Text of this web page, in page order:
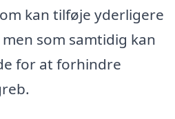
kan tilføje yderligere
som samtidig kan
for at forhindre